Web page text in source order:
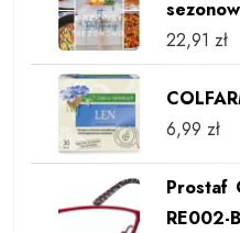
22,91 zł
6,99 zł
Prostaf